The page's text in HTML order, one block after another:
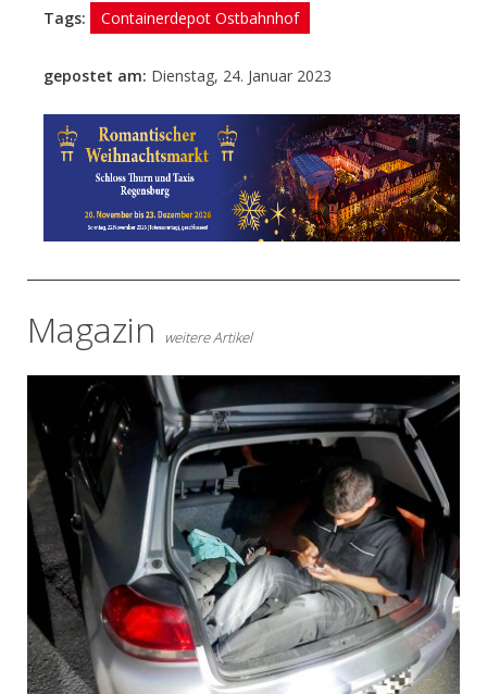
Tags: Containerdepot Ostbahnhof
gepostet am: Dienstag, 24. Januar 2023
- Anzeige -
Magazin weitere Artikel